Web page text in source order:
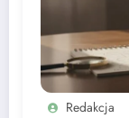
Redakcja